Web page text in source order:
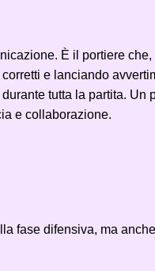
È il portiere
e lanciando
tutta la partita. Un
e collaborazione.
fase difensiva, ma